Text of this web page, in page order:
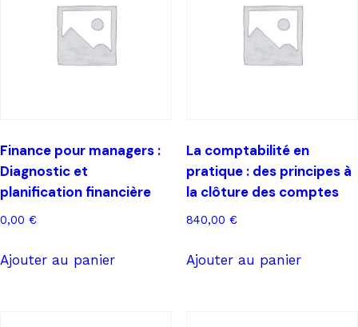
Finance pour managers :
Diagnostic et
planification financière
0,00 €
Ajouter au panier
La comptabilité en
pratique : des principes à
la clôture des comptes
840,00 €
Ajouter au panier